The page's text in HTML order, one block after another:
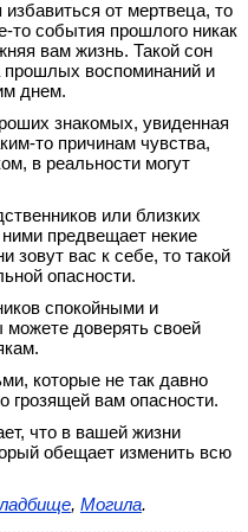
от мертвеца, то
то события прошлого никак
вам жизнь. Такой сон
прошлых воспоминаний и
днем.
знакомых, увиденная
то причинам чувства,
в реальности могут
или близких
предвещает некие
зовут вас к себе, то такой
опасности.
спокойными и
можете доверять своей
которые не так давно
грозящей вам опасности.
что в вашей жизни
обещает изменить всю
, Могила.